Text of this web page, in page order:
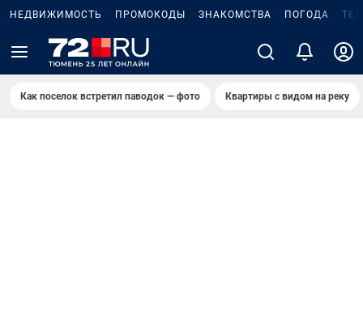
НЕДВИЖИМОСТЬ ПРОМОКОДЫ ЗНАКОМСТВА ПОГОДА
Как поселок встретил паводок — фото Квартиры с видом на реку